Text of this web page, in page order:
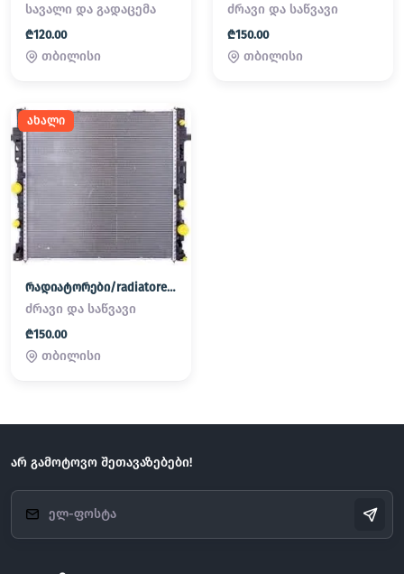
სავალი და გადაცემა
₾120.00
თბილისი
ძრავი და საწვავი
₾150.00
თბილისი
ახალი
რადიატორები/radiatorebi
ძრავი და საწვავი
₾150.00
თბილისი
არ გამოტოვო შეთავაზებები!